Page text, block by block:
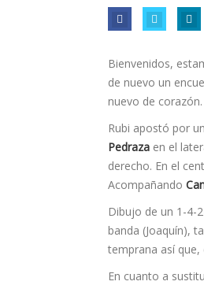
Bienvenidos,
de nuevo un
nuevo de corazón.
Rubi apostó por
Pedraza en el
derecho. En el
Acompañando
Dibujo de un 1-4-
banda (Joaquín),
temprana así que,
En cuanto a